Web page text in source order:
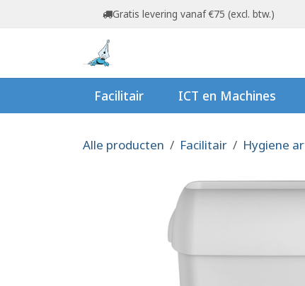
Overslaan naar inhoudGratis levering vanaf €75 (excl. btw.)
Facilitair ICT en Machines
Alle producten Facilitair Hygiene